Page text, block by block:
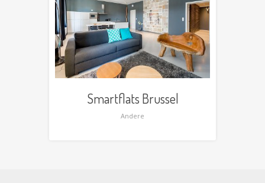
Smartflats Brussel
Andere